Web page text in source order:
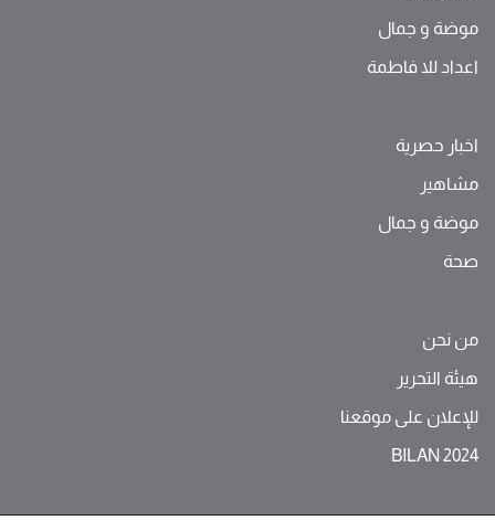
موضة ‫و‬ ‫‬‫جمال‬
اعداد للا فاطمة
اخبار حصرية
مشاهير
موضة ‫و‬ ‫‬‫جمال‬
صحة
من نحن
هيئة التحرير
للإعلان على موقعنا
BILAN 2024